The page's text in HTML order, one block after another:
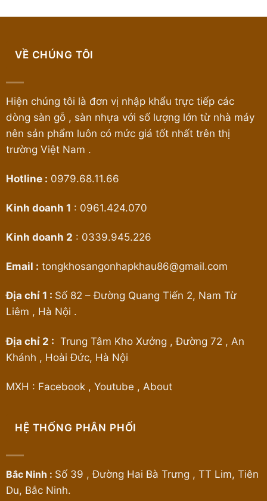
VỀ CHÚNG TÔI
Hiện chúng tôi là đơn vị nhập khẩu trực tiếp các
dòng sàn gỗ , sàn nhựa với số lượng lớn từ nhà máy
nên sản phẩm luôn có mức giá tốt nhất trên thị
trường Việt Nam .
Hotline : 0979.68.11.66
Kinh doanh 1 : 0961.424.070
Kinh doanh 2 : 0339.945.226
Email : tongkhosangonhapkhau86@gmail.com
Địa chỉ 1 : Số 82 – Đường Quang Tiến 2, Nam Từ
Liêm , Hà Nội .
Địa chỉ 2 : Trung Tâm Kho Xưởng , Đường 72 , An
Khánh , Hoài Đức, Hà Nội
MXH : Facebook , Youtube , About
HỆ THỐNG PHÂN PHỐI
Bắc Ninh : Số 39 , Đường Hai Bà Trưng , TT Lim, Tiên
Du, Bắc Ninh.